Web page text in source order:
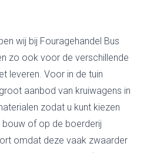
wij bij Fouragehandel Bus
zo ook voor de verschillende
leveren. Voor in de tuin
aanbod van kruiwagens in
zodat u kunt kiezen
bouw of op de boerderij
omdat deze vaak zwaarder